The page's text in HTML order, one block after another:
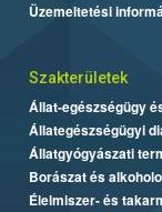
Üzemeltetési
Szakterületek
Állat-egészségügy
Állategészségügyi
Állatgyógyászati
Borászat és
Élelmiszer- és